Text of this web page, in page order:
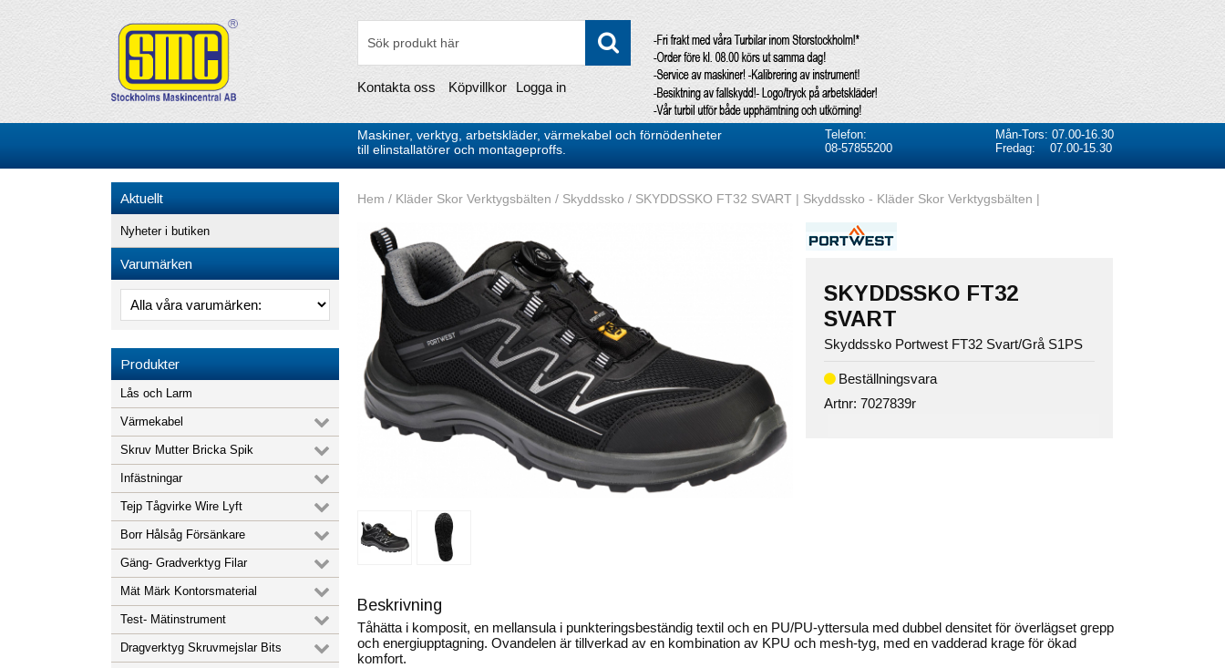
Kontakta oss Köpvillkor Logga in
Maskiner, verktyg, arbetskläder, värmekabel och förnödenheter
till elinstallatörer och montageproffs.
Telefon:
08-57855200
Mån-Tors: 07.00-16.30
Fredag: 07.00-15.30
Aktuellt
Nyheter i butiken
Varumärken
Produkter
Lås och Larm
Värmekabel
Skruv Mutter Bricka Spik
Infästningar
Tejp Tågvirke Wire Lyft
Borr Hålsåg Försänkare
Gäng- Gradverktyg Filar
Mät Märk Kontorsmaterial
Test- Mätinstrument
Dragverktyg Skruvmejslar Bits
Hem / Kläder Skor Verktygsbälten / Skyddssko / SKYDDSSKO FT32 SVART | Skyddssko - Kläder Skor Verktygsbälten |
SKYDDSSKO FT32
SVART
Skyddssko Portwest FT32 Svart/Grå S1PS
Artnr: 7027839r
Beskrivning
Tåhätta i komposit, en mellansula i punkteringsbeständig textil och en PU/PU-yttersula med dubbel densitet för överlägset grepp
och energiupptagning. Ovandelen är tillverkad av en kombination av KPU och mesh-tyg, med en vadderad krage för ökad
komfort.